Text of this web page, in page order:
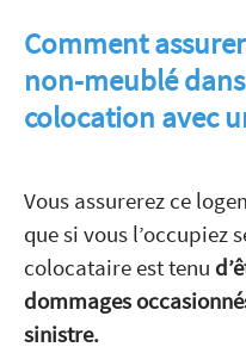
Comment
non-meublé
colocation avec
Vous assurerez ce
que si vous l’occupiez
colocataire est tenu
dommages
sinistre.